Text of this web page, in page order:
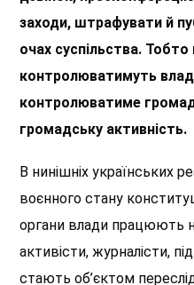
заходи, штрафувати й
очах суспільства.
контролюватимуть
контролюватиме
громадську активність.
В нинішніх українських
воєнного стану
органи влади працюють
активісти, журналісти,
стають об’єктом